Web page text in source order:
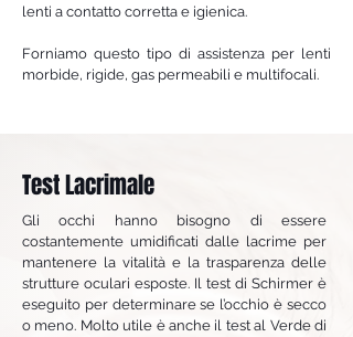
lenti a contatto corretta e igienica.
Forniamo questo tipo di assistenza per lenti
morbide, rigide, gas permeabili e multifocali.
Test Lacrimale
Gli occhi hanno bisogno di essere
costantemente umidificati dalle lacrime per
mantenere la vitalità e la trasparenza delle
strutture oculari esposte. Il test di Schirmer è
eseguito per determinare se l’occhio è secco
o meno. Molto utile è anche il test al Verde di